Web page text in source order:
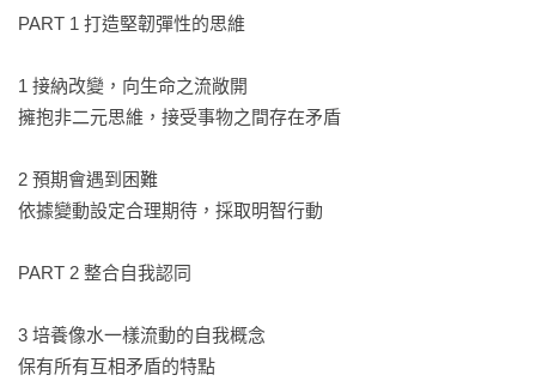
名將費德勒經歷多次受傷，他接受事實，順應年紀和體力來調
長，並在低潮後再度登上顛峰，除了卓越技巧之外，更重要是
他在面臨變動時擁有絕佳適應力。
*培養像水一樣流動的自我概念：人們經常過度依賴自身扮演的
角色（例如好父母、好伴侶、好員工、好主管），藉此獲得肯
其他身份獲得力量。例：冬奧雙金選手范德普爾經常因成績而
只是人生的一部分，開始追尋滑冰以外的人生，接受改變和失
序的概念後，成績表現和心理狀態更為放鬆和穩定。
PART 1 打造堅韌彈性的思維
1 接納改變，向生命之流敞開
擁抱非二元思維，接受事物之間存在矛盾
2 預期會遇到困難
依據變動設定合理期待，採取明智行動
PART 2 整合自我認同
3 培養像水一樣流動的自我概念
保有所有互相矛盾的特點